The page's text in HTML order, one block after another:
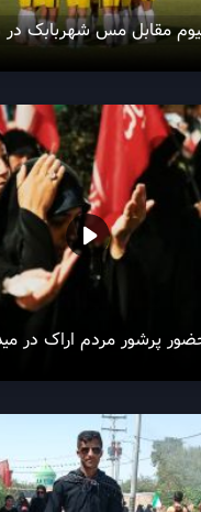
مقابل مس شهربابک در
پرشور مردم اراک در